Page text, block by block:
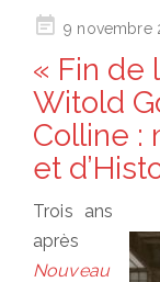
Posted9 novembre
« Fin de
Witold
Colline :
et
Trois ans
après
Nouveau